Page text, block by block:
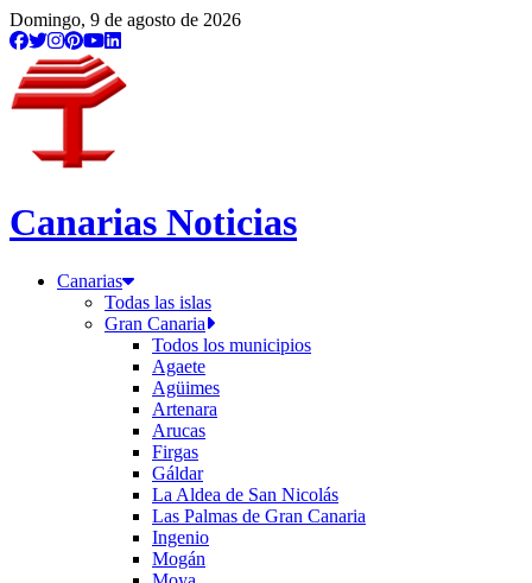
Domingo, 9 de agosto de 2026
Canarias Noticias
Canarias
Todas las islas
Gran Canaria
Todos los municipios
Agaete
Agüimes
Artenara
Arucas
Firgas
Gáldar
La Aldea de San Nicolás
Las Palmas de Gran Canaria
Ingenio
Mogán